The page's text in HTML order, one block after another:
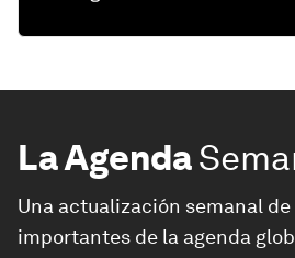
La Agenda
Una actualización semanal
importantes de la agenda